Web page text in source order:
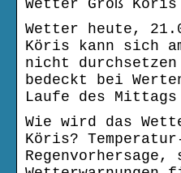
Wetter Groß
Wetter heute,
Köris kann sich
nicht
bedeckt bei
Laufe des
Wie wird das
Köris?